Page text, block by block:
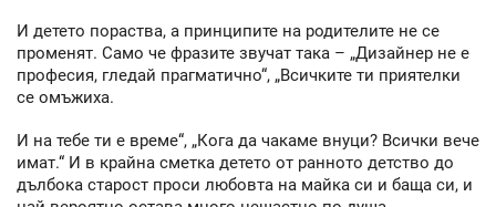
И детето пораства, а принципите на родителите не се
променят. Само че фразите звучат така – „Дизайнер не е
професия, гледай прагматично“, „Всичките ти приятелки
се омъжиха.
И на тебе ти е време“, „Кога да чакаме внуци? Всички вече
имат.“ И в крайна сметка детето от ранното детство до
дълбока старост проси любовта на майка си и баща си, и